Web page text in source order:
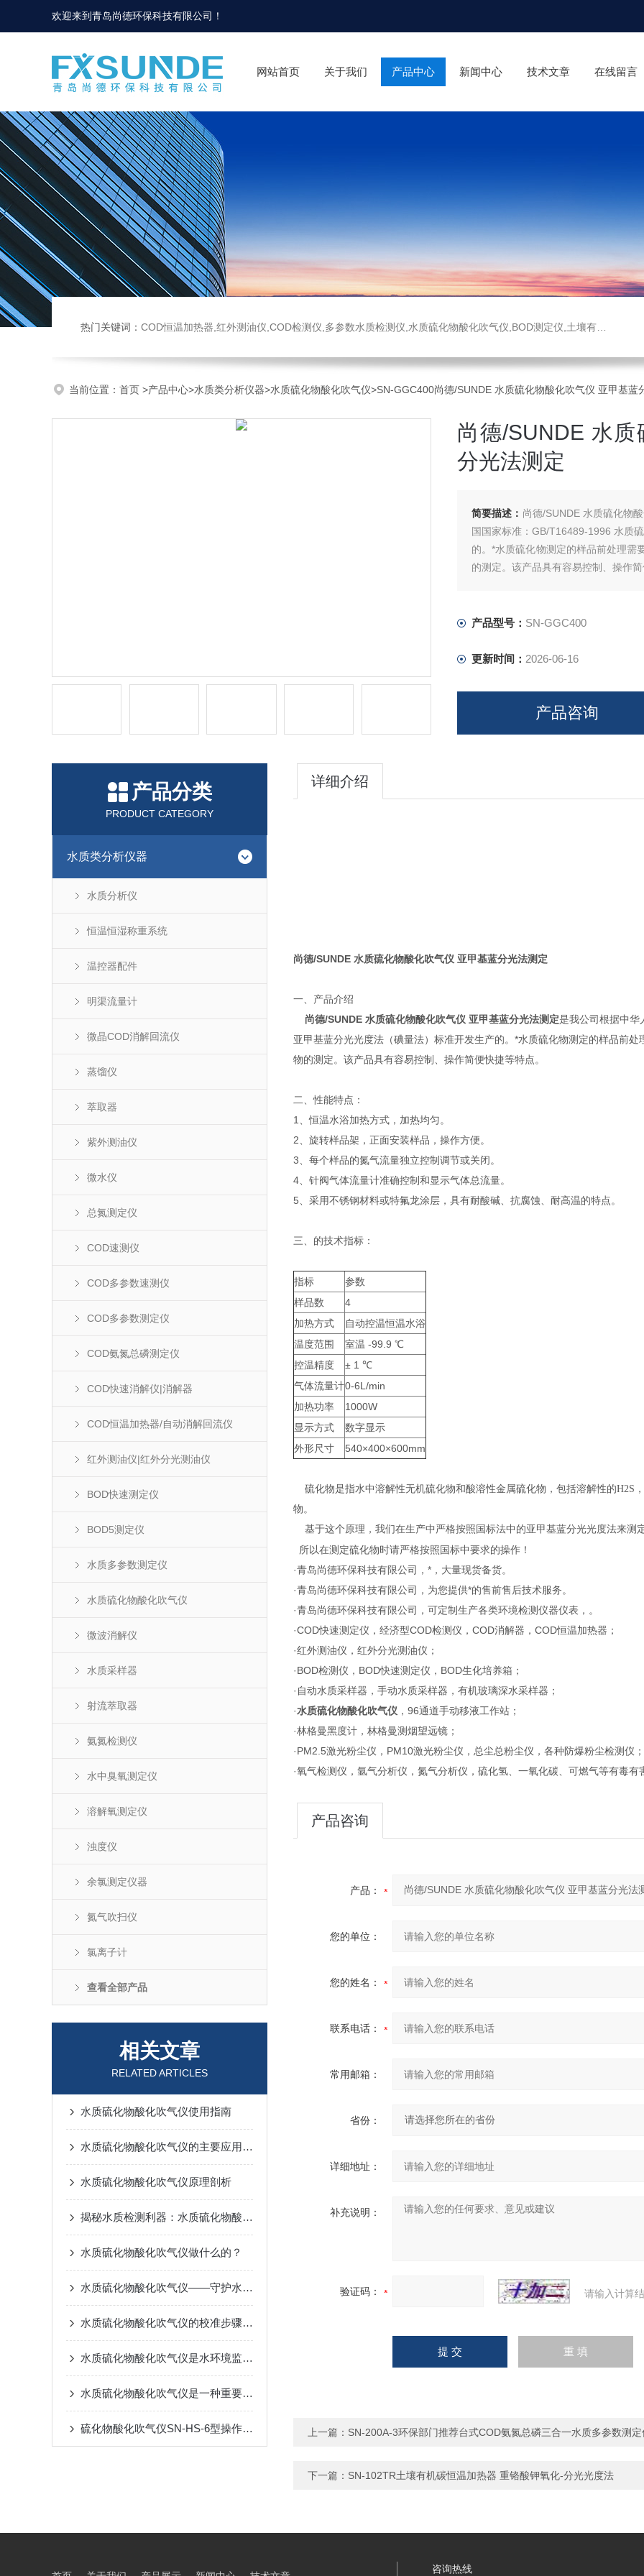
欢迎来到青岛尚德环保科技有限公司 ！
网站首页 关于我们 产品中心 新闻中心 技术文章 在线留言
热门关键词： COD恒温加热器,红外测油仪,COD检测仪,多参数水质检测仪,水质硫化物酸化吹气仪,BOD测定仪,土壤有机碳恒温加热器,液液萃取器,COD消解回流仪,水质采样器
当前位置： 首页 >产品中心>水质类分析仪器>水质硫化物酸化吹气仪>SN-GGC400尚德/SUNDE 水质硫化物酸化吹气仪 亚甲基蓝
尚德/SUNDE 水
分光法测定
简要描述： 尚德/SUNDE 水质硫化物
国国家标准：GB/T16489-1996 水质
的。*水质硫化物测定的样品前处理需
的测定。该产品具有容易控制、操作
产品型号： SN-GGC400
更新时间： 2026-06-16
产品咨询
产品分类
PRODUCT CATEGORY
水质类分析仪器
水质分析仪
恒温恒湿称重系统
温控器配件
明渠流量计
微晶COD消解回流仪
蒸馏仪
萃取器
紫外测油仪
微水仪
总氮测定仪
COD速测仪
COD多参数速测仪
COD多参数测定仪
COD氨氮总磷测定仪
COD快速消解仪|消解器
COD恒温加热器/自动消解回流仪
红外测油仪|红外分光测油仪
BOD快速测定仪
BOD5测定仪
水质多参数测定仪
水质硫化物酸化吹气仪
微波消解仪
水质采样器
射流萃取器
氨氮检测仪
水中臭氧测定仪
溶解氧测定仪
浊度仪
余氯测定仪器
氮气吹扫仪
氯离子计
查看全部产品
相关文章
RELATED ARTICLES
水质硫化物酸化吹气仪使用指南
水质硫化物酸化吹气仪的主要应用场景有哪些？
水质硫化物酸化吹气仪原理剖析
揭秘水质检测利器：水质硫化物酸化吹气仪的神奇作用
水质硫化物酸化吹气仪做什么的？
水质硫化物酸化吹气仪——守护水源清澈的卫士
水质硫化物酸化吹气仪的校准步骤与重要性
水质硫化物酸化吹气仪是水环境监测的关键装备
水质硫化物酸化吹气仪是一种重要的水质检测仪器
硫化物酸化吹气仪SN-HS-6型操作步骤
详细介绍
尚德/SUNDE 水质硫化物酸化吹气仪 亚甲基蓝分光法测定
一、产品介绍
尚德/SUNDE 水质硫化物酸化吹气仪 亚甲基蓝分光法测定是我公司根据中华
亚甲基蓝分光光度法（碘量法）标准开发生产的。*水质硫化物测定的样品前
物的测定。该产品具有容易控制、操作简便快捷等特点。
二、性能特点：
1、恒温水浴加热方式，加热均匀。
2、旋转样品架，正面安装样品，操作方便。
3、每个样品的氮气流量独立控制调节或关闭。
4、针阀气体流量计准确控制和显示气体总流量。
5、采用不锈钢材料或特氟龙涂层，具有耐酸碱、抗腐蚀、耐高温的特点。
三、 的技术指标：
指标
参数
样品数
4
加热方式
自动控温恒温水浴
温度范围
室温 -99.9 ℃
控温精度
± 1 ℃
气体流量计0-6L/min
加热功率
1000W
显示方式
数字显示
外形尺寸
540×400×600mm
硫化物是指水中溶解性无机硫化物和酸溶性金属硫化物，包括溶解性的H2S
物。
基于这个原理，我们在生产中严格按照国标法中的亚甲基蓝分光光度法来测
所以在测定硫化物时请严格按照国标中要求的操作！
·青岛尚德环保科技有限公司，*，大量现货备货。
·青岛尚德环保科技有限公司，为您提供*的售前售后技术服务。
·青岛尚德环保科技有限公司，可定制生产各类环境检测仪器仪表，。
·COD快速测定仪，经济型COD检测仪，COD消解器，COD恒温加热器；
·红外测油仪，红外分光测油仪；
·BOD检测仪，BOD快速测定仪，BOD生化培养箱；
·自动水质采样器，手动水质采样器，有机玻璃深水采样器；
·水质硫化物酸化吹气仪 ，96通道手动移液工作站；
·林格曼黑度计，林格曼测烟望远镜；
·PM2.5激光粉尘仪，PM10激光粉尘仪，总尘总粉尘仪，各种防爆粉尘检测仪；
·氧气检测仪，氩气分析仪，氮气分析仪，硫化氢、一氧化碳、可燃气等有毒有
产品咨询
产品：
您的单位：
您的姓名：
联系电话：
常用邮箱：
省份：
详细地址：
补充说明：
验证码： 请输入计算
上一篇： SN-200A-3环保部门推荐台式COD氨氮总磷三合一水质多参数测定
下一篇： SN-102TR土壤有机碳恒温加热器 重铬酸钾氧化-分光光度法
咨询热线